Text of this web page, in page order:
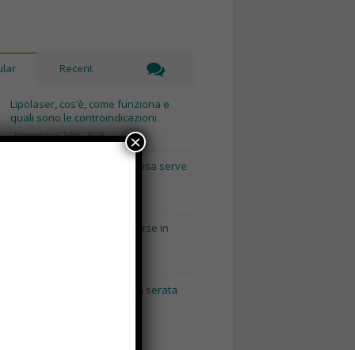
Recent
Lipolaser, cos’è, come funziona e
quali sono le controindicazioni
Novembre 14th, 2018
Recinto per cani fai da te, cosa serve
Consigli utili per pulire le borse in
Napoli by Night: dai pub alla serata
×